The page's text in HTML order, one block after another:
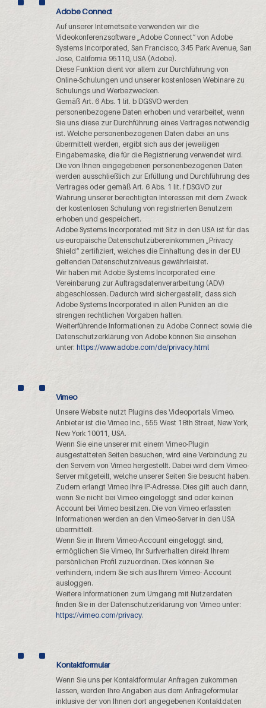
Adobe Connect
Auf unserer Internetseite verwenden wir die
Videokonferenzsoftware „Adobe Connect“ von Adobe
Systems Incorporated, San Francisco, 345 Park Avenue, San
Jose, California 95110, USA (Adobe).
Diese Funktion dient vor allem zur Durchführung von
Online-Schulungen und unserer kostenlosen Webinare zu
Schulungs und Werbezwecken.
Gemäß Art. 6 Abs. 1 lit. b DGSVO werden
personenbezogene Daten erhoben und verarbeitet, wenn
Sie uns diese zur Durchführung eines Vertrages notwendig
ist. Welche personenbezogenen Daten dabei an uns
übermittelt werden, ergibt sich aus der jeweiligen
Eingabemaske, die für die Registrierung verwendet wird.
Die von Ihnen eingegebenen personenbezogenen Daten
werden ausschließlich zur Erfüllung und Durchführung des
Vertrages oder gemäß Art. 6 Abs. 1 lit. f DSGVO zur
Wahrung unserer berechtigten Interessen mit dem Zweck
der kostenlosen Schulung von registrierten Benutzern
erhoben und gespeichert.
Adobe Systems Incorporated mit Sitz in den USA ist für das
us-europäische Datenschutzübereinkommen „Privacy
Shield“ zertifiziert, welches die Einhaltung des in der EU
geltenden Datenschutzniveaus gewährleistet.
Wir haben mit Adobe Systems Incorporated eine
Vereinbarung zur Auftragsdatenverarbeitung (ADV)
abgeschlossen. Dadurch wird sichergestellt, dass sich
Adobe Systems Incorporated in allen Punkten an die
strengen rechtlichen Vorgaben halten.
Weiterführende Informationen zu Adobe Connect sowie die
Datenschutzerklärung von Adobe können Sie einsehen
unter:https://www.adobe.com/de/privacy.html
Vimeo
Unsere Website nutzt Plugins des Videoportals Vimeo.
Anbieter ist die Vimeo Inc., 555 West 18th Street, New York,
New York 10011, USA.
Wenn Sie eine unserer mit einem Vimeo-Plugin
ausgestatteten Seiten besuchen, wird eine Verbindung zu
den Servern von Vimeo hergestellt. Dabei wird dem Vimeo-
Server mitgeteilt, welche unserer Seiten Sie besucht haben.
Zudem erlangt Vimeo Ihre IP-Adresse. Dies gilt auch dann,
wenn Sie nicht bei Vimeo eingeloggt sind oder keinen
Account bei Vimeo besitzen. Die von Vimeo erfassten
Informationen werden an den Vimeo-Server in den USA
übermittelt.
Wenn Sie in Ihrem Vimeo-Account eingeloggt sind,
ermöglichen Sie Vimeo, Ihr Surfverhalten direkt Ihrem
persönlichen Profil zuzuordnen. Dies können Sie
verhindern, indem Sie sich aus Ihrem Vimeo- Account
ausloggen.
Weitere Informationen zum Umgang mit Nutzerdaten
finden Sie in der Datenschutzerklärung von Vimeo unter:
https://vimeo.com/privacy.
Kontaktformular
Wenn Sie uns per Kontaktformular Anfragen zukommen
lassen, werden Ihre Angaben aus dem Anfrageformular
inklusive der von Ihnen dort angegebenen Kontaktdaten